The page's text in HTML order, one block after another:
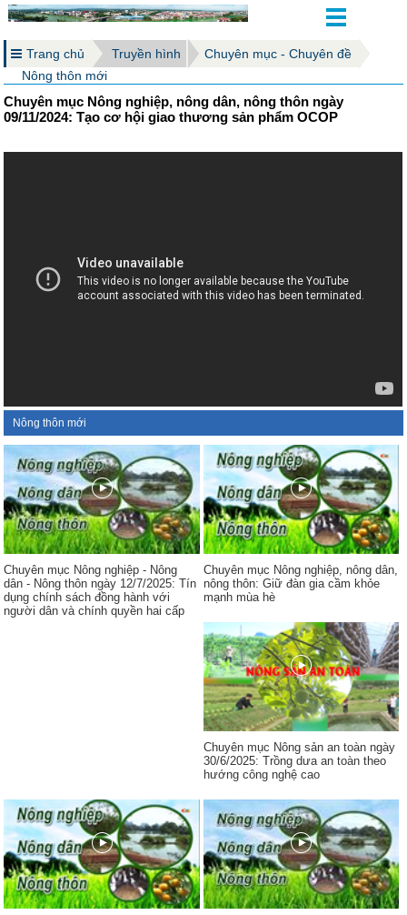
Trang chủ Truyền hình
Chuyên mục - Chuyên đề
Nông thôn mới
Chuyên mục Nông nghiệp, nông dân, nông thôn ngày
09/11/2024: Tạo cơ hội giao thương sản phẩm OCOP
Nông thôn mới
Chuyên mục Nông nghiệp - Nông
dân - Nông thôn ngày 12/7/2025: Tín
dụng chính sách đồng hành với
người dân và chính quyền hai cấp
Chuyên mục Nông nghiệp, nông dân,
nông thôn: Giữ đàn gia cầm khỏe
mạnh mùa hè
Chuyên mục Nông sản an toàn ngày
30/6/2025: Trồng dưa an toàn theo
hướng công nghệ cao